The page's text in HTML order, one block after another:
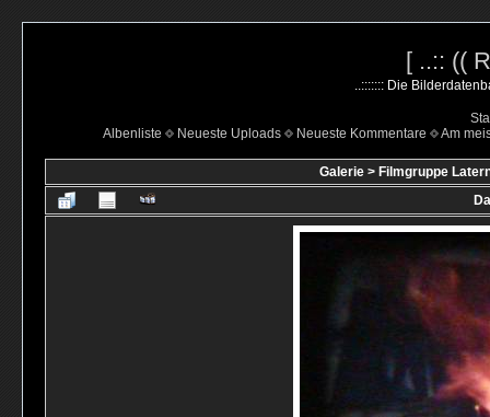
[ ..:: ((
..::::::: Die
Albenliste
Neueste Uploads Neueste Kommentare Am
Galerie > Filmgruppe